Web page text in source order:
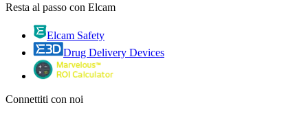
Resta al passo con Elcam
Elcam Safety
Drug Delivery Devices
Connettiti con noi